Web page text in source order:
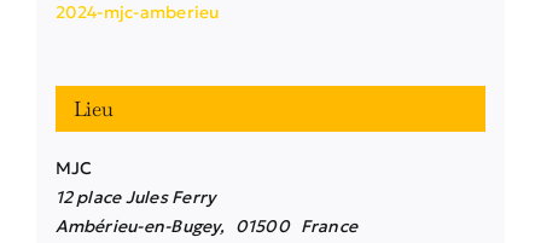
2024-mjc-amberieu
Lieu
MJC
12 place Jules Ferry
Ambérieu-en-Bugey, 01500 France